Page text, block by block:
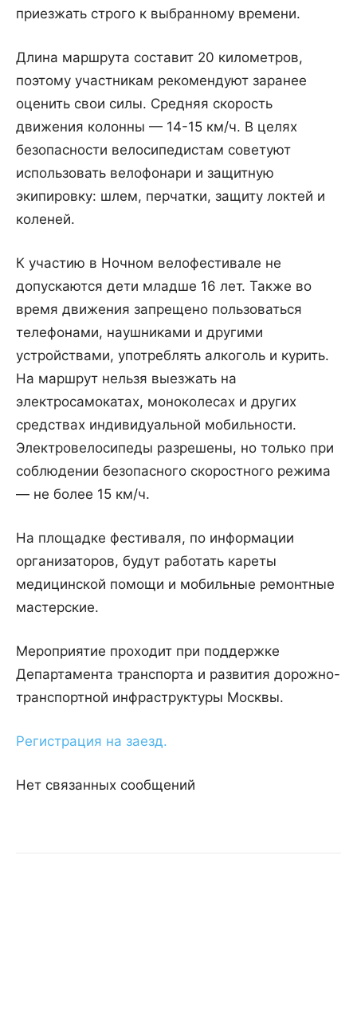
приезжать строго к выбранному времени.
Длина маршрута составит 20 километров,
поэтому участникам рекомендуют заранее
оценить свои силы. Средняя скорость
движения колонны — 14-15 км/ч. В целях
безопасности велосипедистам советуют
использовать велофонари и защитную
экипировку: шлем, перчатки, защиту локтей и
коленей.
К участию в Ночном велофестивале не
допускаются дети младше 16 лет. Также во
время движения запрещено пользоваться
телефонами, наушниками и другими
устройствами, употреблять алкоголь и курить.
На маршрут нельзя выезжать на
электросамокатах, моноколесах и других
средствах индивидуальной мобильности.
Электровелосипеды разрешены, но только при
соблюдении безопасного скоростного режима
— не более 15 км/ч.
На площадке фестиваля, по информации
организаторов, будут работать кареты
медицинской помощи и мобильные ремонтные
мастерские.
Мероприятие проходит при поддержке
Департамента транспорта и развития дорожно-
транспортной инфраструктуры Москвы.
Регистрация на заезд.
Нет связанных сообщений